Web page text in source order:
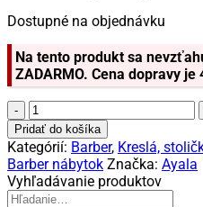
Dostupné na objednávku
Na tento produkt sa
ZADARMO. Cena dopravy je
množstvo
Ayala
Bravo
Barber
kreslo
Pridať do košíka
Kategórií: Barber, Kreslá,
Barber nábytok Značka: Ayala
Vyhľadávanie produktov
Hľadať: